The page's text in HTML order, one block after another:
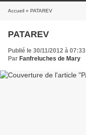
Accueil » PATAREV
PATAREV
Publié le 30/11/2012 à 07:33
Par Fanfreluches de Mary